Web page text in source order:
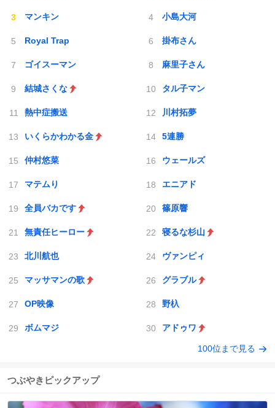
マンキン 小島大河
Royal Trap 掛布さん
ゴイスーマン 麻里子さん
結城さくな タル子マン
熱中症搬送 川村拓夢
いくらかわかる金 5連勝
仲村悠菜 ウェールズ
マテムり エニアド
全員バカです 篠原響
無責任ヒーロー 寝るな杉山
北川航也 ヴァンピィ
マッサマンの歌 グラブル
OP映像 野杁
ボムマジ アドゥワ
100位まで見る
つぶやきピックアップ